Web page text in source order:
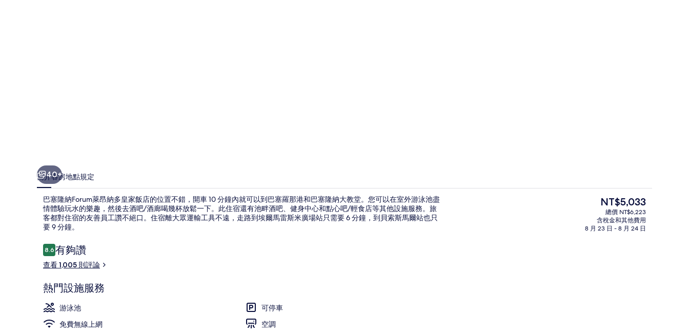
相
片
集
住宿內酒吧
40+
簡介客房地點規定
巴塞隆納Forum萊昂納多皇家飯店的位置不錯，開車 10 分鐘內就可以到巴塞羅那港和巴塞隆納大教堂。您可以在室外游泳池盡
情體驗玩水的樂趣，然後去酒吧/酒廊喝幾杯放鬆一下。此住宿還有池畔酒吧、健身中心和點心吧/輕食店等其他設施服務。旅
客都對住宿的友善員工讚不絕口。住宿離大眾運輸工具不遠，走路到埃爾馬雷斯米廣場站只需要 6 分鐘，到貝索斯馬爾站也只
要 9 分鐘。
評
論
8.68.6 分，滿分 10 分，
有夠讚
查看 1,005 則評論
熱門設施服務
游泳池
可停車
免費無線上網
空調
目
前
的
價
NT$5,033
總價 NT$6,223
含稅金和其他費用
8 月 23 日 - 8 月 24 日